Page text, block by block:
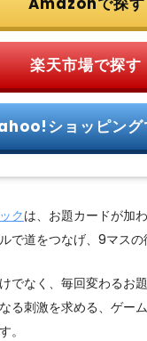
クは、お題カードが加
で道をつなげ、9マスの
でなく、毎回変わるお
る刺激を求める、ゲー
。